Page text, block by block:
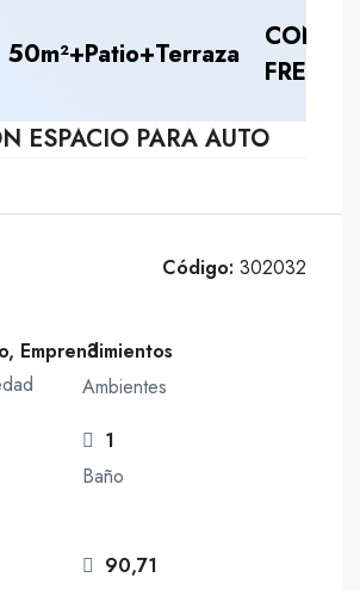
50m²+Patio+Terraza
FRENTE
ESPACIO PARA AUTO
Código: 302032
Emprendimientos
3
Ambientes
1
Baño
90,71